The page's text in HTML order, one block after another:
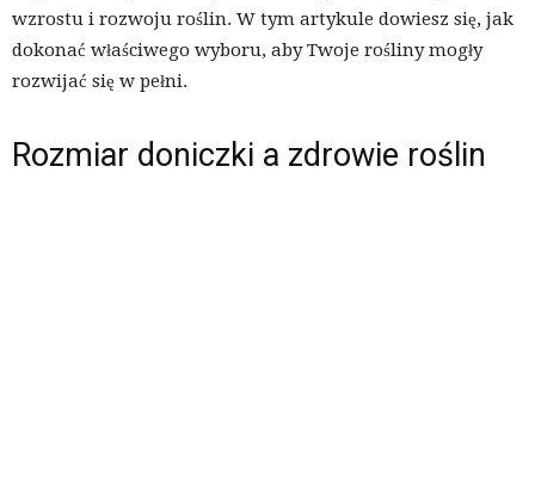
wzrostu i rozwoju roślin. W tym artykule dowiesz się, jak
dokonać właściwego wyboru, aby Twoje rośliny mogły
rozwijać się w pełni.
Rozmiar doniczki a zdrowie roślin